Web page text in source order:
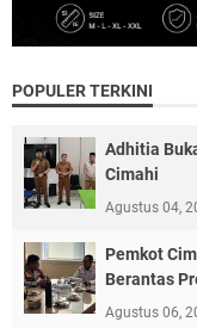
POPULER TERKINI
Adhitia
Cimahi
Agustus 04,
Pemkot
Berantas
Agustus 06,